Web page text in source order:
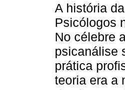
A história
Psicólogos
No célebre
psicanálise
prática
teoria era a